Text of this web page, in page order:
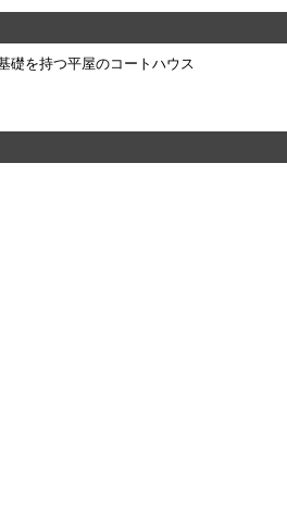
礎を持つ平屋のコートハウス